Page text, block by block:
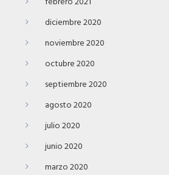
diciembre 2020
noviembre 2020
octubre 2020
septiembre 2020
agosto 2020
julio 2020
junio 2020
marzo 2020